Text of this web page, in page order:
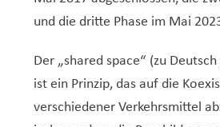
und die dritte Phase im Mai
Der „shared space“ (zu
ist ein Prinzip, das auf die
verschiedener Verkehrsmittel